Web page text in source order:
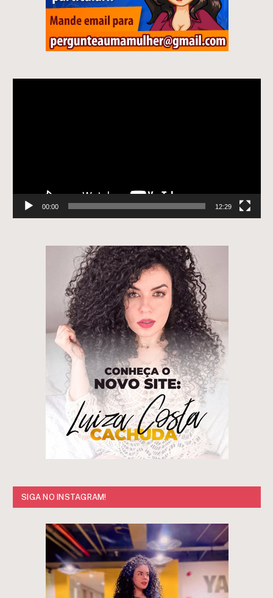
00:00 12:29
SIGA NO INSTAGRAM!